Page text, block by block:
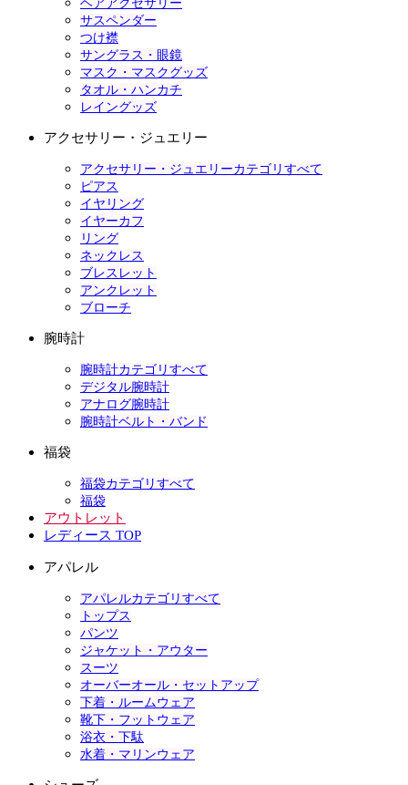
ヘアアクセサリー
サスペンダー
つけ襟
サングラス・眼鏡
マスク・マスクグッズ
タオル・ハンカチ
レイングッズ
アクセサリー・ジュエリー
アクセサリー・ジュエリーカテゴリすべて
ピアス
イヤリング
イヤーカフ
リング
ネックレス
ブレスレット
アンクレット
ブローチ
腕時計
腕時計カテゴリすべて
デジタル腕時計
アナログ腕時計
腕時計ベルト・バンド
福袋
福袋カテゴリすべて
福袋
アウトレット
レディース TOP
アパレル
アパレルカテゴリすべて
トップス
パンツ
ジャケット・アウター
スーツ
オーバーオール・セットアップ
下着・ルームウェア
靴下・フットウェア
浴衣・下駄
水着・マリンウェア